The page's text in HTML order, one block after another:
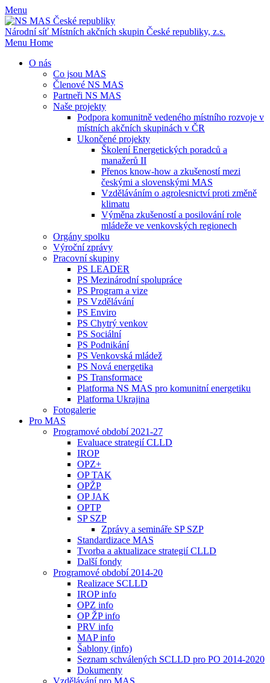
Menu
Národní síť Místních akčních skupin České republiky, z.s.
Menu Home
O nás
Co jsou MAS
Členové NS MAS
Partneři NS MAS
Naše projekty
Podpora komunitně vedeného místního rozvoje v
místních akčních skupinách v ČR
Ukončené projekty
Školení Energetických poradců a
manažerů II
Přenos know-how a zkušeností mezi
českými a slovenskými MAS
Vzděláváním o agrolesnictví proti změně
klimatu
Výměna zkušeností a posilování role
mládeže ve venkovských regionech
Orgány spolku
Výroční zprávy
Pracovní skupiny
PS LEADER
PS Mezinárodní spolupráce
PS Program a vize
PS Vzdělávání
PS Enviro
PS Chytrý venkov
PS Sociální
PS Podnikání
PS Venkovská mládež
PS Nová energetika
PS Transformace
Platforma NS MAS pro komunitní energetiku
Platforma Ukrajina
Fotogalerie
Pro MAS
Programové období 2021-27
Evaluace strategií CLLD
IROP
OPZ+
OP TAK
OPŽP
OP JAK
OPTP
SP SZP
Zprávy a semináře SP SZP
Standardizace MAS
Tvorba a aktualizace strategií CLLD
Další fondy
Programové období 2014-20
Realizace SCLLD
IROP info
OPZ info
OP ŽP info
PRV info
MAP info
Šablony (info)
Seznam schválených SCLLD pro PO 2014-2020
Dokumenty
Vzdělávání pro MAS